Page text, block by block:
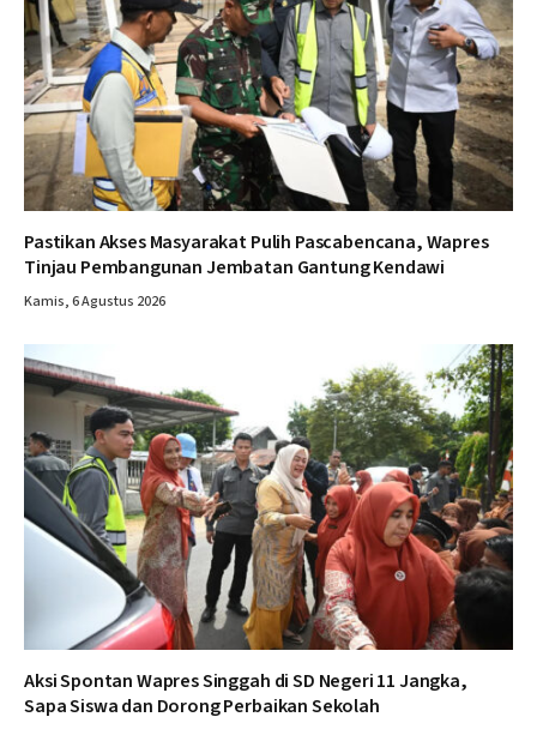
Pastikan Akses Masyarakat Pulih Pascabencana, Wapres
Tinjau Pembangunan Jembatan Gantung Kendawi
Kamis, 6 Agustus 2026
Aksi Spontan Wapres Singgah di SD Negeri 11 Jangka,
Sapa Siswa dan Dorong Perbaikan Sekolah